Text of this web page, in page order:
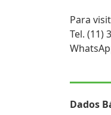
Para
Tel. (11)
Dados